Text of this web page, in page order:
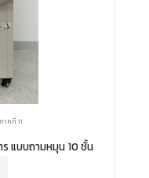
คที่ 11
แบบถามหมุน 10 ชั้น